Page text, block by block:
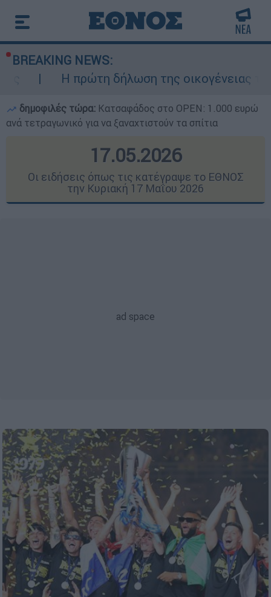
BREAKING NEWS:
δήλωση της οικογένειας της 38χρονης
δημοφιλές τώρα: Κατσαφάδος στο OPEN: 1.000 ευρώ
ανά τετραγωνικό για να ξαναχτιστούν τα σπίτια
17.05.2026
Οι ειδήσεις όπως τις κατέγραψε το ΕΘΝΟΣ
την Κυριακή 17 Μαΐου 2026